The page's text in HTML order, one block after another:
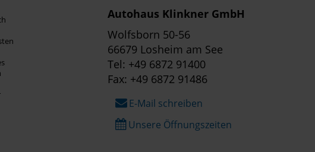
Autohaus Klinkner GmbH
Wolfsborn 50-56
66679 Losheim am See
Tel: +49 6872 91400
Fax: +49 6872 91486
E-Mail schreiben
Unsere Öffnungszeiten